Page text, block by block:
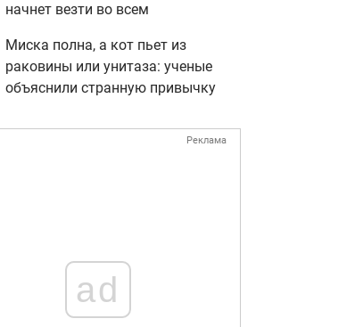
начнет везти во всем
Миска полна, а кот пьет из
раковины или унитаза: ученые
объяснили странную привычку
Реклама
ad